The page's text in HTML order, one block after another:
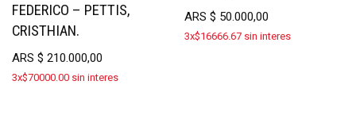
FEDERICO – PETTIS,
CRISTHIAN.
ARS $ 210.000,00
3x$70000.00 sin interes
ARS$ 50.000,00
3x$16666.67 sin interes